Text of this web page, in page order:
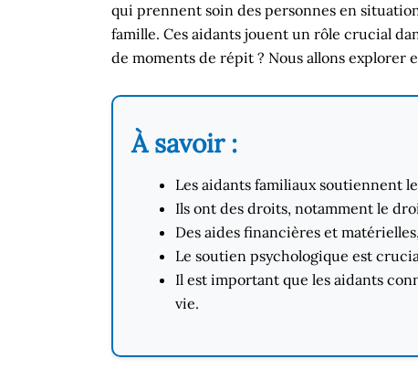
qui prennent soin des personnes en
famille. Ces aidants jouent un rôle crucial
de moments de répit ? Nous allons explorer
À savoir :
Les aidants familiaux soutiennent
Ils ont des droits, notamment le
Des aides financières et
Le soutien psychologique est
Il est important que les aidants
vie.